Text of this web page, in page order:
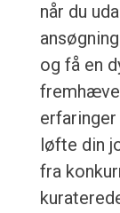
når du
og få en
løfte din
fra